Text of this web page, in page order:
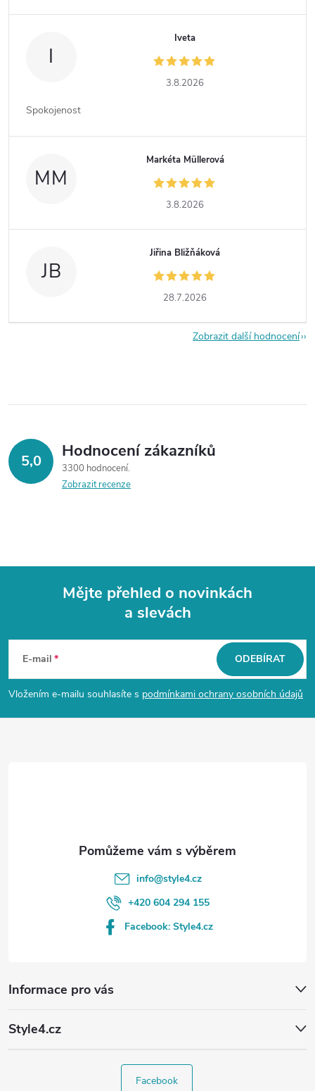
I
Iveta
3.8.2026
Spokojenost
MM
Markéta Müllerová
3.8.2026
JB
Jiřina Bližňáková
28.7.2026
Zobrazit další hodnocení
5,0 Hodnocení zákazníků
3300 hodnocení
Zobrazit recenze
p
a
Mějte přehled o novinkách
a slevách
E-mail
Vložením e-mailu souhlasíte s podmínkami ochrany osobních údajů
ODEBÍRAT
Informace pro vás
Style4.cz
info@style4.cz
+420 604 294 155
Facebook: Style4.cz
Facebook